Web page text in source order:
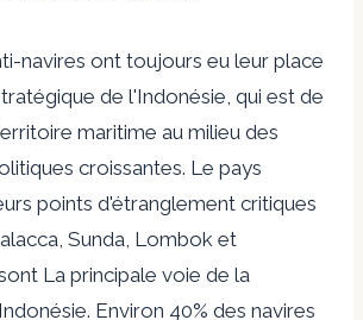
navires ont toujours eu leur place
de l'Indonésie, qui est de
maritime au milieu des
croissantes. Le pays
points d'étranglement critiques
Sunda, Lombok et
La principale voie de la
. Environ 40% des navires